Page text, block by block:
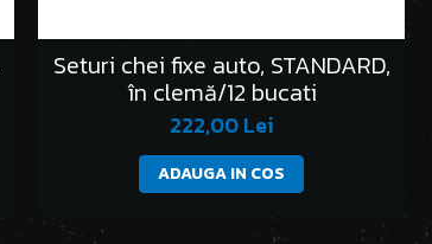
Seturi chei fixe auto, STANDARD,
în clemă/12 bucati
222,00 Lei
ADAUGA IN COS